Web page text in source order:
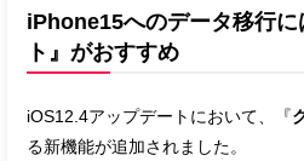
iPhone15へのデータ移行
ト』がおすすめ
iOS12.4アップデートにおいて、『
る新機能が追加されました。